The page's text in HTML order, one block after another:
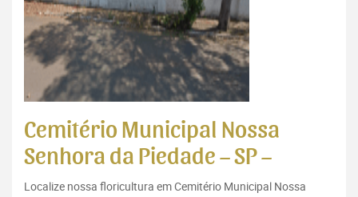
Cemitério Municipal Nossa
Senhora da Piedade – SP –
Localize nossa floricultura em Cemitério Municipal Nossa